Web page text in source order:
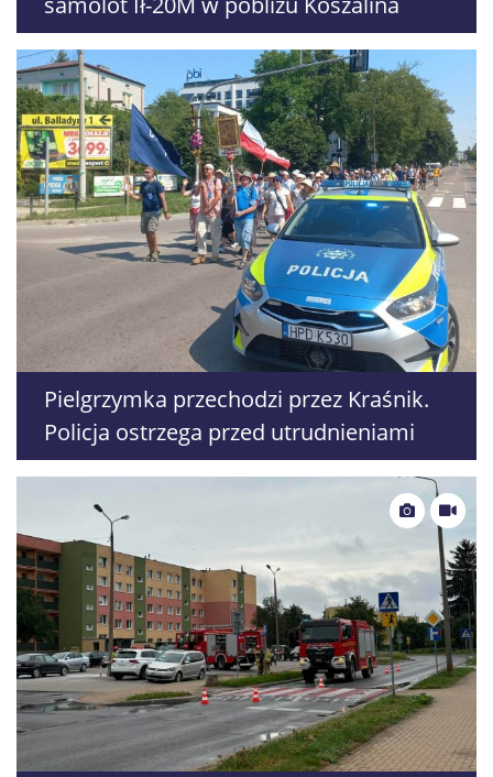
Pielgrzymka przechodzi przez Kraśnik.
Policja ostrzega przed utrudnieniami